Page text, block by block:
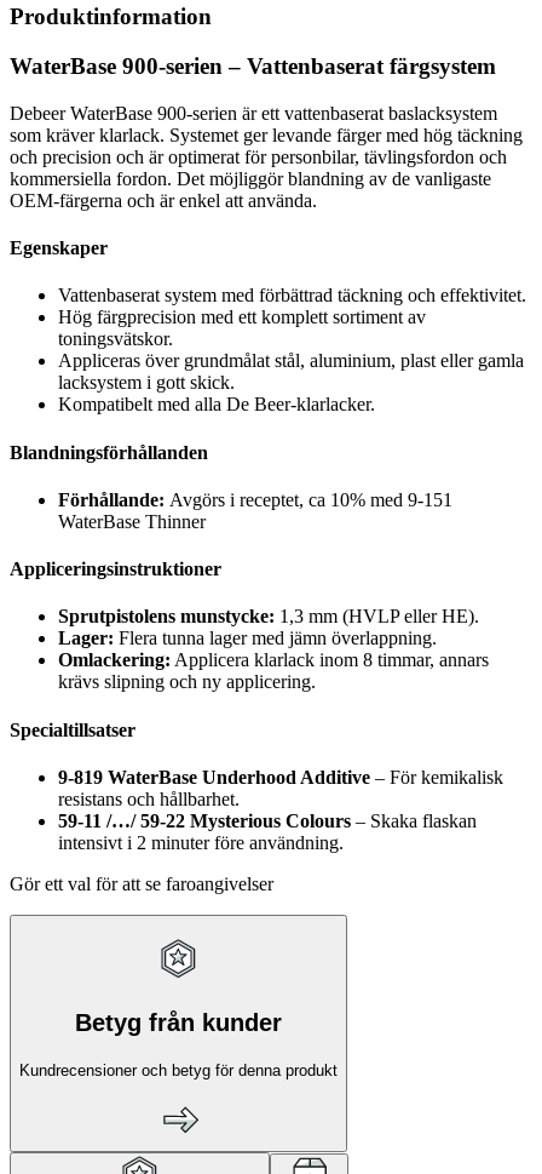
Produktinformation
WaterBase 900-serien – Vattenbaserat färgsystem
Debeer WaterBase 900-serien är ett vattenbaserat baslacksystem
som kräver klarlack. Systemet ger levande färger med hög täckning
och precision och är optimerat för personbilar, tävlingsfordon och
kommersiella fordon. Det möjliggör blandning av de vanligaste
OEM-färgerna och är enkel att använda.
Egenskaper
Vattenbaserat system med förbättrad täckning och effektivitet.
Hög färgprecision med ett komplett sortiment av
toningsvätskor.
Appliceras över grundmålat stål, aluminium, plast eller gamla
lacksystem i gott skick.
Kompatibelt med alla De Beer-klarlacker.
Blandningsförhållanden
Förhållande: Avgörs i receptet, ca 10% med 9-151
WaterBase Thinner
Appliceringsinstruktioner
Sprutpistolens munstycke: 1,3 mm (HVLP eller HE).
Lager: Flera tunna lager med jämn överlappning.
Omlackering: Applicera klarlack inom 8 timmar, annars
krävs slipning och ny applicering.
Specialtillsatser
9-819 WaterBase Underhood Additive – För kemikalisk
resistans och hållbarhet.
59-11 /…/ 59-22 Mysterious Colours – Skaka flaskan
intensivt i 2 minuter före användning.
Gör ett val för att se faroangivelser
Betyg från kunder
Kundrecensioner och betyg för denna produkt